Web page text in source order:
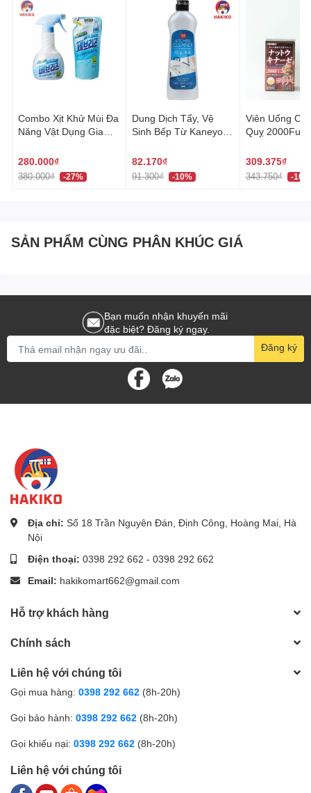
Loại mút mềm (màu hồng - 2 cái) thích hợp cho chén
bát.
Loại mút bọc lưới mềm (xanh da trời - 2 cái) lý tưởng
cho ly tách gốm sứ, thủy tinh.
Xuất xứ: Nhập khẩu từ Nhật Bản.
Công dụng của Set 6 Miếng Mút Rửa Bát
dụng nhà bếp từ chén bát đến xoong nồi.
Thiết kế đặc biệt phù hợp cho từng loại vật dụng.
Chọn loại miếng mút phù hợp với vật dụng cần làm
Giới thiệu về Hakiko - Nhà phân phối uy tín các sản
phẩm chính hãng từ Nhật Bản
Hakiko, nhà phân phối hàng đầu các sản phẩm chất lượng
từ Nhật Bản, cung cấp Set 6 Miếng Mút Rửa Bát, đảm bảo
mang lại hiệu quả vệ sinh cao cho nhà bếp của bạn.
Combo Xịt Khử Mùi Đa
Năng Vật Dụng Gia
320ml 페브리즈 상쾌한
향
280.000₫
380.000₫ -27%
Dung Dịch Tẩy, Vệ
Sinh Bếp Từ Kaneyo
82.170₫
91.300₫ -10%
Viên Uống
Quỵ 2000Fu
(60 Viên)
309.375₫
343.750₫ -10%
SẢN PHẨM CÙNG PHÂN KHÚC GIÁ
Bạn muốn nhận khuyến mãi
đặc biệt? Đăng ký ngay.
Đăng ký
Địa chỉ: Số 18 Trần Nguyên Đán, Định Công, Hoàng Mai, Hà
Nội
Điện thoại: 0398 292 662 - 0398 292 662
Email: hakikomart662@gmail.com
Hỗ trợ khách hàng
Chính sách
Liên hệ với chúng tôi
Gọi mua hàng: 0398 292 662 (8h-20h)
Gọi bảo hành: 0398 292 662 (8h-20h)
Gọi khiếu nại: 0398 292 662 (8h-20h)
Liên hệ với chúng tôi